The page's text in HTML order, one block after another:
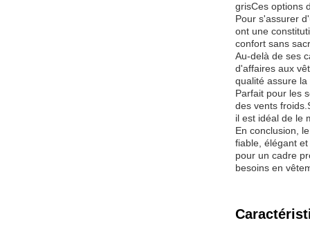
grisCes options
Pour s'assurer
ont une
confort sans
Au-delà de ses
d'affaires aux
qualité assure
Parfait pour les
des vents
il est idéal de le
En conclusion,
fiable, élégant
pour un cadre
besoins en